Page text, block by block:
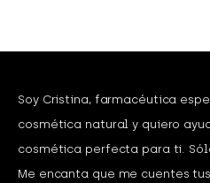
Soy Cristina, farmacéutica
cosmética natural y quiero
cosmética perfecta para ti.
Me encanta que me cuentes